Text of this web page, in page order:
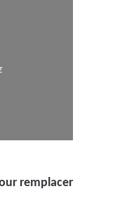
remplacer